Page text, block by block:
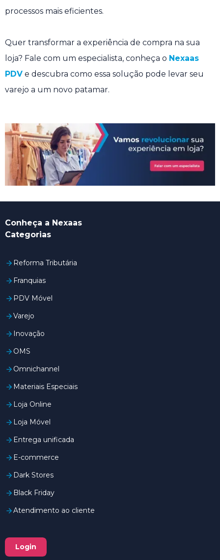
processos mais eficientes.
Quer transformar a experiência de compra na sua
loja? Fale com um especialista, conheça o Nexaas
PDV e descubra como essa solução pode levar seu
varejo a um novo patamar.
Conheça a Nexaas
Categorias
Reforma Tributária
Franquias
PDV Móvel
Varejo
Inovação
OMS
Omnichannel
Materiais Especiais
Loja Online
Loja Móvel
Entrega unificada
E-commerce
Dark Stores
Black Friday
Atendimento ao cliente
Login